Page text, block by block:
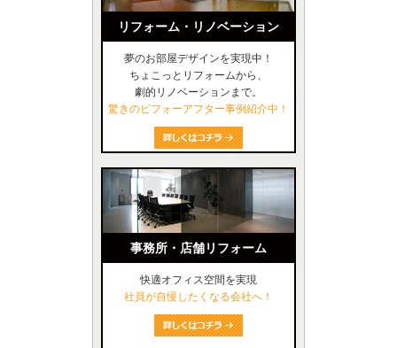
リフォーム・リノベーション
夢のお部屋デザインを実現中！
ちょこっとリフォームから、
劇的リノベーションまで。
驚きのビフォーアフター事例紹介中！
事務所・店舗リフォーム
快適オフィス空間を実現
社員が自慢したくなる会社へ！